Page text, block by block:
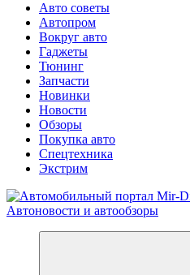
Авто советы
Автопром
Вокруг авто
Гаджеты
Тюнинг
Запчасти
Новинки
Новости
Обзоры
Покупка авто
Спецтехника
Экстрим
Справочник автомобилиста.